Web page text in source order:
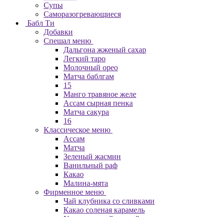
Супы
Саморазогревающиеся
Бабл Ти
Добавки
Спешал меню
Дальгона жженый сахар
Легкий таро
Молочный орео
Матча баблгам
15
Манго травяное желе
Ассам сырная пенка
Матча сакура
16
Классическое меню
Ассам
Матча
Зеленый жасмин
Ванильный раф
Какао
Малина-мята
Фирменное меню
Чай клубника со сливками
Какао соленая карамель